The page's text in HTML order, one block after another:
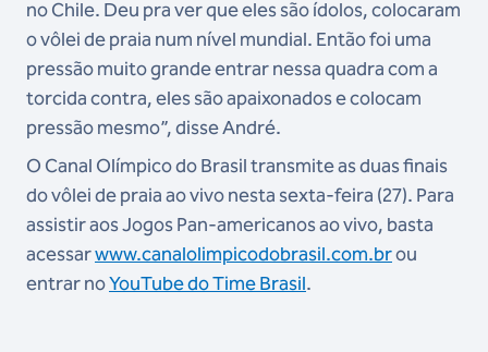
no Chile. Deu pra ver que eles são ídolos, colocaram
o vôlei de praia num nível mundial. Então foi uma
pressão muito grande entrar nessa quadra com a
torcida contra, eles são apaixonados e colocam
pressão mesmo”, disse André.
O Canal Olímpico do Brasil transmite as duas finais
do vôlei de praia ao vivo nesta sexta-feira (27). Para
assistir aos Jogos Pan-americanos ao vivo, basta
acessarwww.canalolimpicodobrasil.com.brou
entrar noYouTube do Time Brasil.